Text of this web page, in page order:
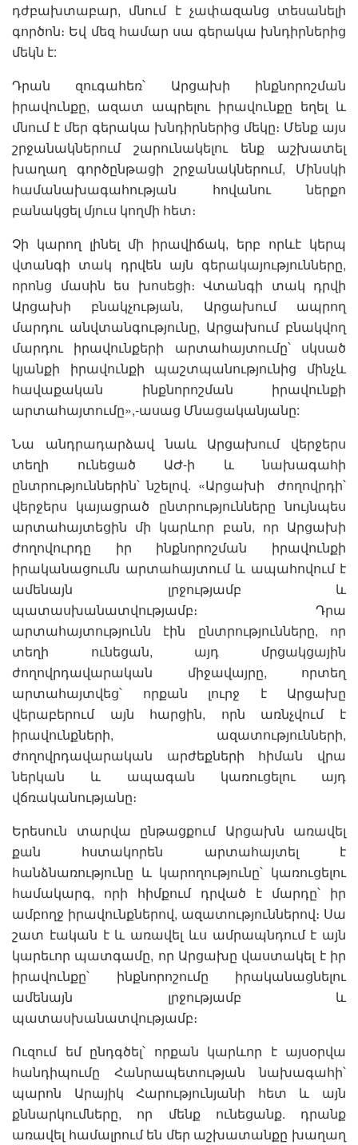
դժբախտաբար, մնում է չափազանց տեսանելի
գործոն։ Եվ մեզ համար սա գերակա խնդիրներից
մեկն է:
Դրան զուգահեռ՝ Արցախի ինքնորոշման
իրավունքը, ազատ ապրելու իրավունքը եղել և
մնում է մեր գերակա խնդիրներից մեկը։ Մենք այս
շրջանակներում շարունակելու ենք աշխատել
խաղաղ գործընթացի շրջանակներում, Մինսկի
համանախագահության հովանու ներքո
բանակցել մյուս կողմի հետ։
Չի կարող լինել մի իրավիճակ, երբ որևէ կերպ
վտանգի տակ դրվեն այն գերակայությունները,
որոնց մասին ես խոսեցի։ Վտանգի տակ դրվի
Արցախի բնակչության, Արցախում ապրող
մարդու անվտանգությունը, Արցախում բնակվող
մարդու իրավունքերի արտահայտումը՝ սկսած
կյանքի իրավունքի պաշտպանությունից մինչև
հավաքական ինքնորոշման իրավունքի
արտահայտումը»,-ասաց Մնացականյանը:
Նա անդրադարձավ նաև Արցախում վերջերս
տեղի ունեցած ԱԺ-ի և նախագահի
ընտրություններին՝ նշելով. «Արցախի ժողովրդի՝
վերջերս կայացրած ընտրությունները նույնպես
արտահայտեցին մի կարևոր բան, որ Արցախի
ժողովուրդը իր ինքնորոշման իրավունքի
իրականացումն արտահայտում և ապահովում է
ամենայն լրջությամբ և
պատասխանատվությամբ։ Դրա
արտահայտությունն էին ընտրությունները, որ
տեղի ունեցան, այդ մրցակցային
ժողովրդավարական միջավայրը, որտեղ
արտահայտվեց՝ որքան լուրջ է Արցախը
վերաբերում այն հարցին, որն առնչվում է
իրավունքների, ազատությունների,
ժողովրդավարական արժեքների հիման վրա
ներկան և ապագան կառուցելու այդ
վճռականությանը։
Երեսուն տարվա ընթացքում Արցախն առավել
քան հստակորեն արտահայտել է
հանձնառությունը և կարողությունը՝ կառուցելու
համակարգ, որի հիմքում դրված է մարդը՝ իր
ամբողջ իրավունքներով, ազատություններով։ Սա
շատ էական է և առավել ևս ամրապնդում է այն
կարեւոր պատգամը, որ Արցախը վաստակել է իր
իրավունքը՝ ինքնորոշումը իրականացնելու
ամենայն լրջությամբ և
պատասխանատվությամբ։
Ուզում եմ ընդգծել՝ որքան կարևոր է այսօրվա
հանդիպումը Հանրապետության նախագահի՝
պարոն Արայիկ Հարությունյանի հետ և այն
քննարկումները, որ մենք ունեցանք. դրանք
առավել համալրում են մեր աշխատանքը խաղաղ